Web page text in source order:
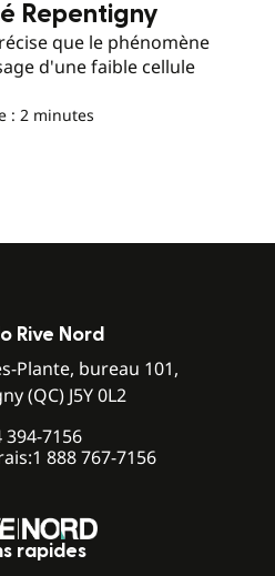
Repentigny
que le phénomène
d'une faible cellule
: 2 minutes
Rive Nord
Plante, bureau 101,
(QC) J5Y 0L2
394-7156
1 888 767-7156
rapides